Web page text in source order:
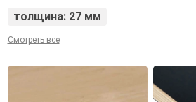
толщина: 27 мм
Смотреть все